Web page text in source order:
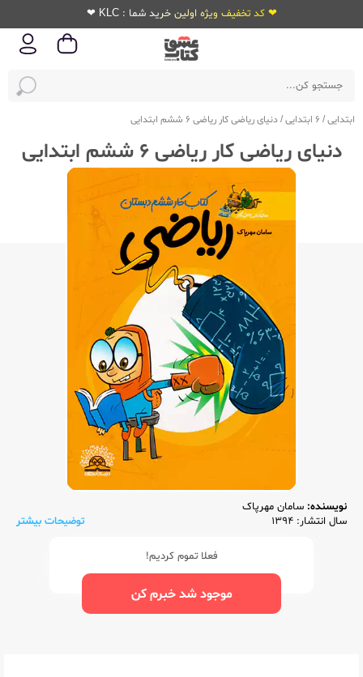
❤ کد تخفیف ویژه اولین خرید شما : KLC ❤
ابتدایی/ 6 ابتدایی /دنیای ریاضی کار ریاضی 6 ششم ابتدایی
دنیای ریاضی کار ریاضی 6 ششم ابتدایی
نویسنده: سامان مهرپاک
سال انتشار: 1394
توضیحات بیشتر
فعلا تموم کردیم!
موجود شد خبرم کن